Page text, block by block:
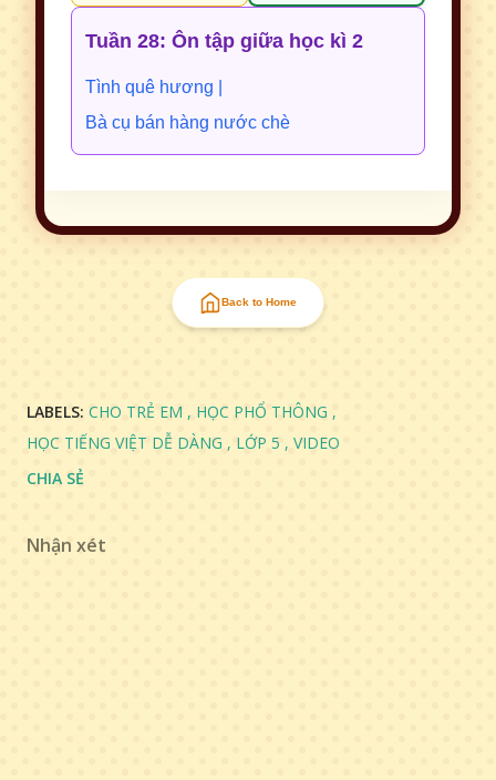
Tuần 28: Ôn tập giữa học kì 2
Tình quê hương |
Bà cụ bán hàng nước chè
Back to Home
LABELS: CHO TRẺ EM
HỌC PHỔ THÔNG
HỌC TIẾNG VIỆT DỄ DÀNG
LỚP 5
VIDEO
CHIA SẺ
Nhận xét